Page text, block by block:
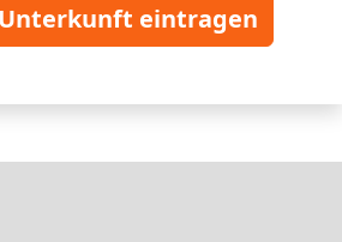
eintragen